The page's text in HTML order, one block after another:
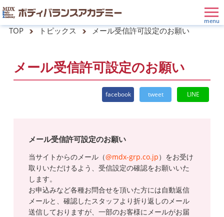
TOP トピックス メール受信許可設定のお願い
メール受信許可設定のお願い
facebook tweet LINE
メール受信許可設定のお願い
当サイトからのメール（@mdx-grp.co.jp）をお受け
取りいただけるよう、受信設定の確認をお願いいた
します。
お申込みなど各種お問合せを頂いた方には自動返信
メールと、確認したスタッフより折り返しのメール
送信しておりますが、一部のお客様にメールがお届